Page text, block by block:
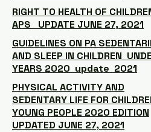
RIGHT TO HEALTH OF
APS UPDATE JUNE 27, 2021
GUIDELINES ON PA
AND SLEEP IN CHILDREN
YEARS 2020 update 2021
PHYSICAL ACTIVITY AND
SEDENTARY LIFE FOR
YOUNG PEOPLE 2020 EDITION
UPDATED JUNE 27, 2021